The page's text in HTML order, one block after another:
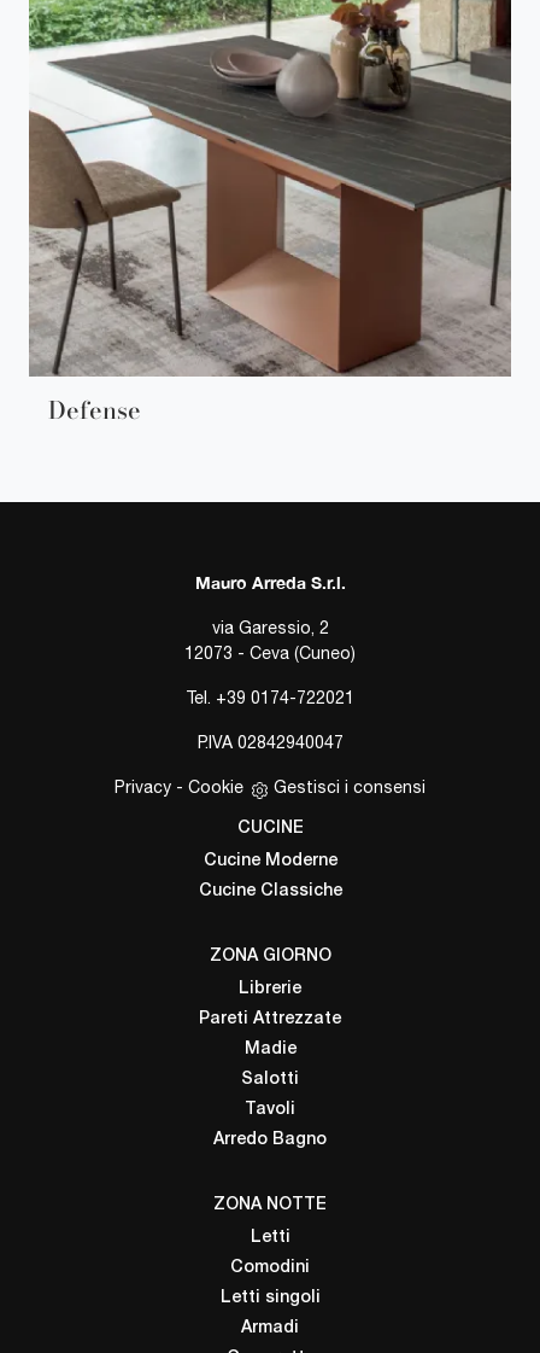
Defense
Mauro Arreda S.r.l.
via Garessio, 2
12073 - Ceva (Cuneo)
Tel. +39 0174-722021
P.IVA 02842940047
Privacy - Cookie Gestisci i consensi
CUCINE
Cucine Moderne
Cucine Classiche
ZONA GIORNO
Librerie
Pareti Attrezzate
Madie
Salotti
Tavoli
Arredo Bagno
ZONA NOTTE
Letti
Comodini
Letti singoli
Armadi